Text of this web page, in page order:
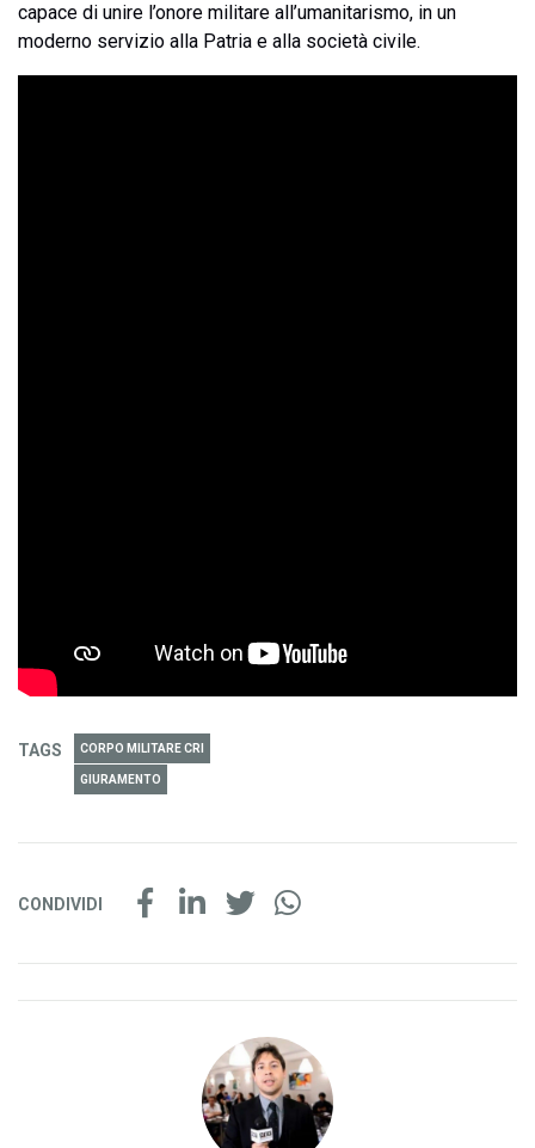
capace di unire l’onore militare all’umanitarismo, in un
moderno servizio alla Patria e alla società civile.
TAGS CORPO MILITARE CRI
GIURAMENTO
CONDIVIDI